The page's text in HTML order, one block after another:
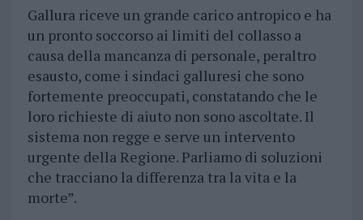
Gallura riceve un grande carico antropico e ha
un pronto soccorso ai limiti del collasso a
causa della mancanza di personale, peraltro
esausto, come i sindaci galluresi che sono
fortemente preoccupati, constatando che le
loro richieste di aiuto non sono ascoltate. Il
sistema non regge e serve un intervento
urgente della Regione. Parliamo di soluzioni
che tracciano la differenza tra la vita e la
morte”.